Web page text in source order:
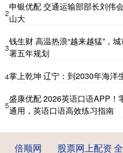
2
申银优配 交通运输部部长刘伟
山大
3
钱生财 高温热浪“越来越猛”，
署五年规划
4掌上乾坤 辽宁：到2030年海洋
5
盛康优配 2026英语口语APP！
通用，英语口语高效练习指南
倍顺网 股票网上配资